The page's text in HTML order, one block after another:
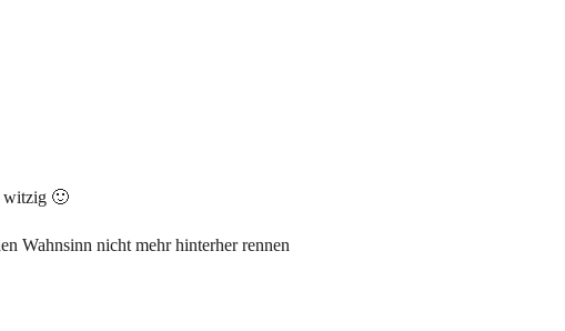
witzig 🙂
Wahnsinn nicht mehr hinterher rennen